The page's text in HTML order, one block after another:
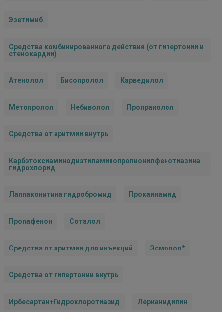
Эзетимиб
Средства комбинированного действия (от гипертонии и
стенокардии)
Атенолол Бисопролол Карведилол
Метопролол Небиволол Пропранолол
Средства от аритмии внутрь
Карбэтоксиаминодиэтиламинопропионилфенотиазина
гидрохлорид
Лаппаконитина гидробромид Прокаинамид
Пропафенон Соталол
Средства от аритмии для инъекций Эсмолол*
Средства от гипертонии внутрь
Ирбесартан+Гидрохлоротиазид Лерканидипин